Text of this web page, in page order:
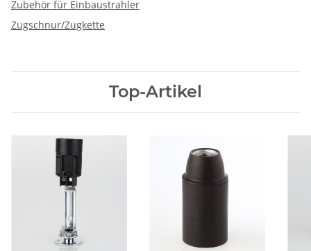
Zubehör für Einbaustrahler
Zugschnur/Zugkette
Top-Artikel